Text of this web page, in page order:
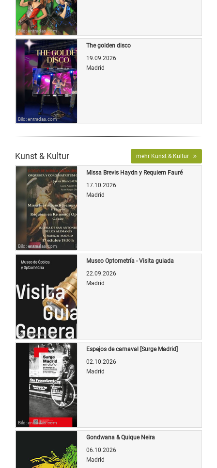
Bild: entradas.com
Bild: entradas.com
The golden disco
19.09.2026
Madrid
Kunst & Kultur mehr Kunst & Kultur
Bild: entradas.com
Missa Brevis Haydn y Requiem Fauré
17.10.2026
Madrid
Bild: entradas.com
Museo Optometría - Visita guiada
22.09.2026
Madrid
Bild: entradas.com
Espejos de carnaval [Surge Madrid]
02.10.2026
Madrid
Gondwana & Quique Neira
06.10.2026
Madrid